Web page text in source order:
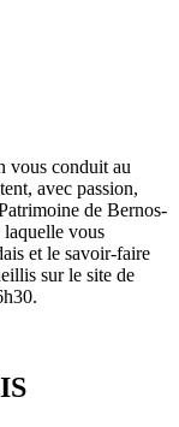
vous conduit au
avec passion,
de Bernos-
laquelle vous
et le savoir-faire
sur le site de